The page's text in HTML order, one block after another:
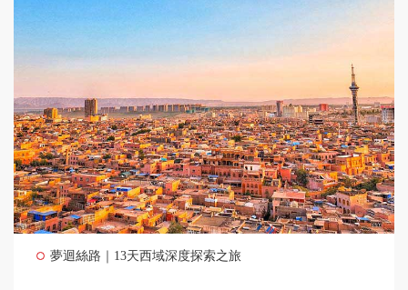
夢迴絲路｜13天西域深度探索之旅